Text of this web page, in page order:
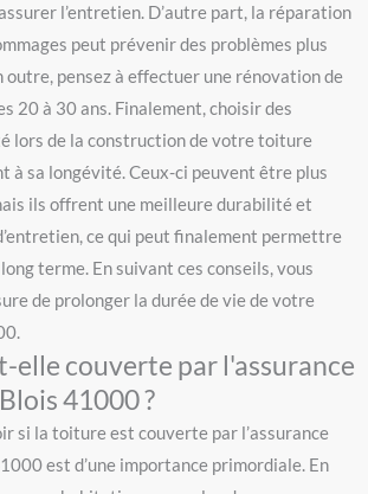
l’entretien. D’autre part, la réparation
peut prévenir des problèmes plus
outre, pensez à effectuer une rénovation de
20 à 30 ans. Finalement, choisir des
lors de la construction de votre toiture
à sa longévité. Ceux-ci peuvent être plus
ils offrent une meilleure durabilité et
ce qui peut finalement permettre
terme. En suivant ces conseils, vous
de prolonger la durée de vie de votre
elle couverte par l'assurance
41000 ?
si la toiture est couverte par l’assurance
est d’une importance primordiale. En